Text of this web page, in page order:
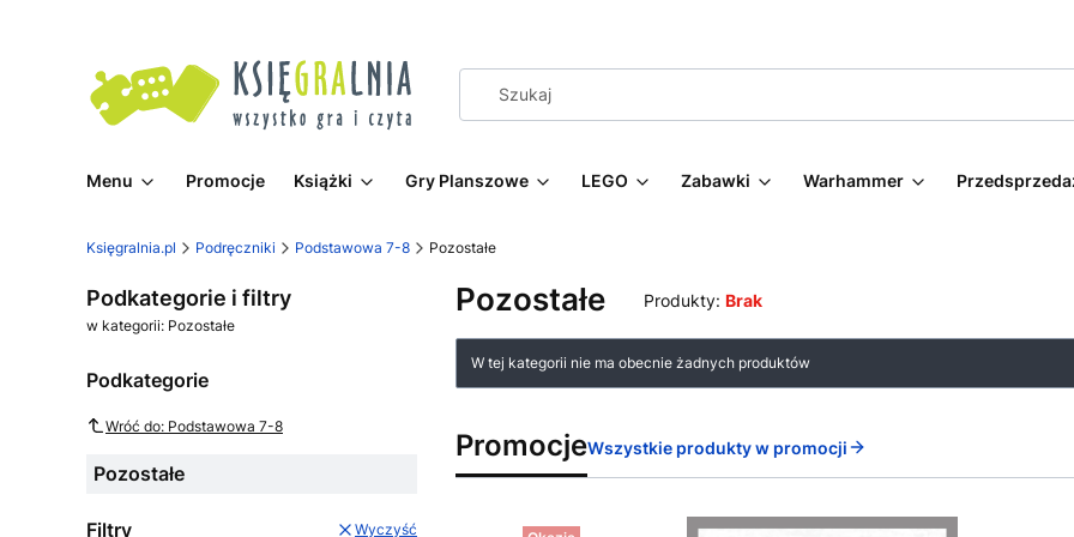
Menu Promocje Książki Gry Planszowe LEGO Zabawki Warhammer
Księgralnia.pl Podręczniki Podstawowa 7-8 Pozostałe
Podkategorie i filtry
w kategorii: Pozostałe
Podkategorie
Wróć do: Podstawowa 7-8
Pozostałe
Filtry Wyczyść
Pozostałe Produkty: Brak
Lista produktów
W tej kategorii nie ma obecnie żadnych produktów
PromocjeWszystkie produkty w promocji